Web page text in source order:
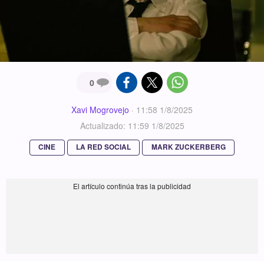
0
Xavi Mogrovejo · 11:58 1/8/2025
Actualizado: 11:59 1/8/2025
CINE LA RED SOCIAL MARK ZUCKERBERG